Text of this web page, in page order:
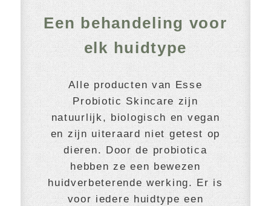
Een behandeling voor
elk huidtype
Alle producten van Esse
Probiotic Skincare zijn
natuurlijk, biologisch en vegan
en zijn uiteraard niet getest op
dieren. Door de probiotica
hebben ze een bewezen
huidverbeterende werking. Er is
voor iedere huidtype een